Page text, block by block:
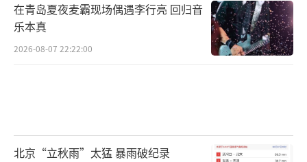
在青岛夏夜麦霸现场偶遇李行亮 回归音
乐本真
2026-08-07 22:22:00
北京“立秋雨”太猛 暴雨破纪录